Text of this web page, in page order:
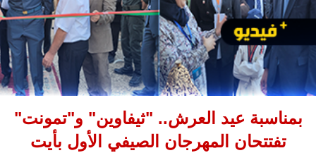
بمناسبة عيد العرش.. "ثيفاوين" و"تمونت"
تفتتحان المهرجان الصيفي الأول بأيت